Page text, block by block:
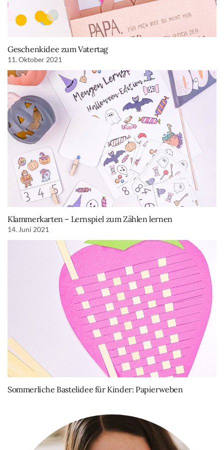
Geschenkidee zum Vatertag
11. Oktober 2021
Klammerkarten – Lernspiel zum Zählen lernen
14. Juni 2021
Sommerliche Bastelidee für Kinder: Papierweben